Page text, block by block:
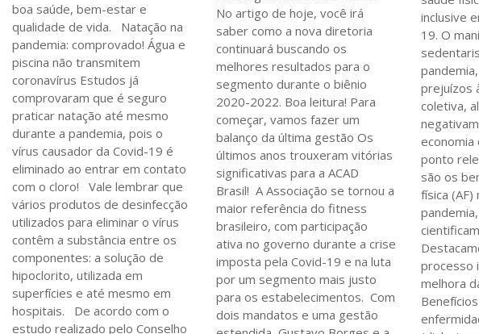
boa saúde, bem-estar e
qualidade de vida. Natação na
pandemia: comprovado! Água e
piscina não transmitem
coronavírus Estudos já
comprovaram que é seguro
praticar natação até mesmo
durante a pandemia, pois o
vírus causador da Covid-19 é
eliminado ao entrar em contato
com o cloro! Vale lembrar que
vários produtos de desinfecção
utilizados para eliminar o vírus
contêm a substância entre os
componentes: a solução de
hipoclorito, utilizada em
superfícies e até mesmo em
hospitais. De acordo com o
estudo realizado pelo Conselho
No artigo de hoje, você irá
saber como a nova diretoria
continuará buscando os
melhores resultados para o
segmento durante o biênio
2020-2022. Boa leitura! Para
começar, vamos fazer um
balanço da última gestão Os
últimos anos trouxeram vitórias
significativas para a ACAD
Brasil! A Associação se tornou a
maior referência do fitness
brasileiro, com participação
ativa no governo durante a crise
imposta pela Covid-19 e na luta
por um segmento mais justo
para os estabelecimentos. Com
dois mandatos e uma gestão
inclusive
19. O
prejuízos
coletiva,
economia
ponto
são os
física
processo
melhora